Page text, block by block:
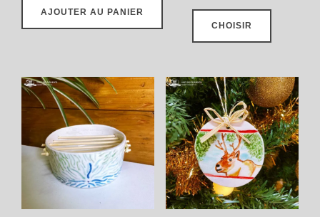
AJOUTER AU PANIER
CHOISIR
Ce
Les
options
peuvent
être
choisies
sur